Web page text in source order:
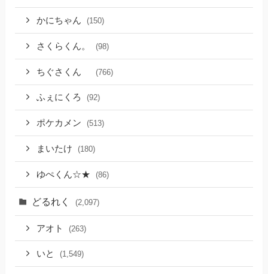
かにちゃん (150)
さくらくん。 (98)
ちぐさくん (766)
ふぇにくろ (92)
ポケカメン (513)
まいたけ (180)
ゆぺくん☆★ (86)
どるれく (2,097)
アオト (263)
いと (1,549)